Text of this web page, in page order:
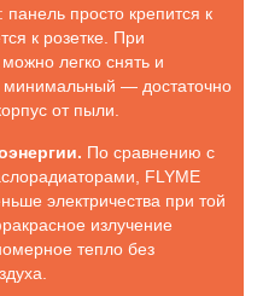
просто крепится к
к розетке. При
легко снять и
минимальный — достаточно
от пыли.
По сравнению с
FLYME
электричества при той
излучение
тепло без